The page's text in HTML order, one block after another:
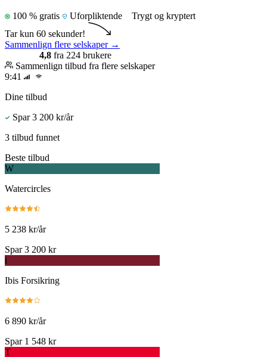
100 % gratis Uforpliktende
Trygt og kryptert
Tar kun 60 sekunder!
Sammenlign flere selskaper →
4,8 fra 224 brukere
Sammenlign tilbud fra flere selskaper
9:41
Dine tilbud
Spar 3 200 kr/år
3 tilbud funnet
Beste tilbud
W
Watercircles
5 238 kr/år
Spar 3 200 kr
i
Ibis Forsikring
6 890 kr/år
Spar 1 548 kr
T